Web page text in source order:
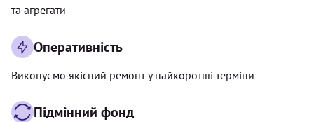
та агрегати
Оперативність
Виконуємо якісний ремонт у найкоротші терміни
Підмінний фонд